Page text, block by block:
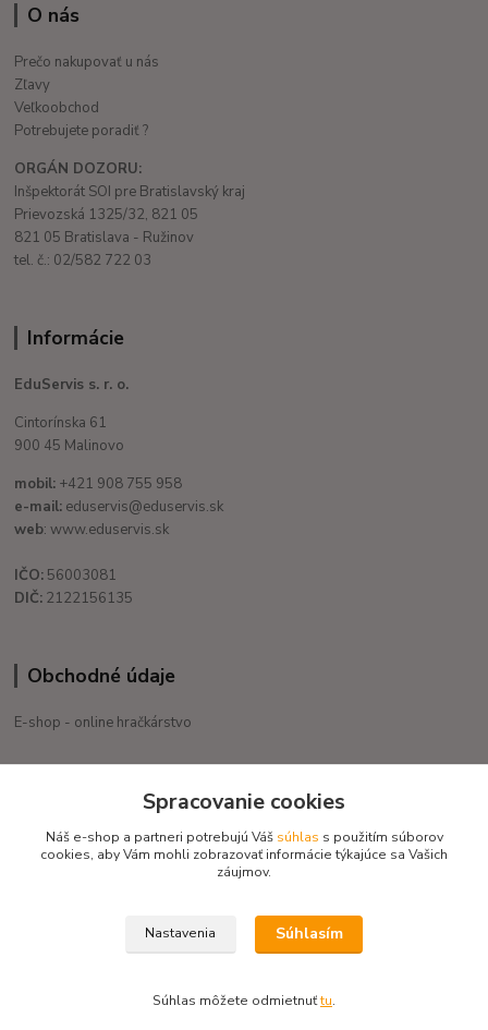
O nás
Prečo nakupovať u nás
Zľavy
Veľkoobchod
Potrebujete poradiť ?
ORGÁN DOZORU:
Inšpektorát SOI pre Bratislavský kraj
Prievozská 1325/32, 821 05
821 05 Bratislava - Ružinov
tel. č.: 02/582 722 03
Informácie
EduServis s. r. o.
Cintorínska 61
900 45 Malinovo
mobil: +421 908 755 958
e-mail: eduservis@eduservis.sk
web: www.eduservis.sk
IČO: 56003081
DIČ: 2122156135
Obchodné údaje
E-shop - online hračkárstvo
Po. - Pia. od 9:00 hod. - 16:00 hod.
eduservis@eduservis.sk
Copyright © 2020 EduServis - Všetky práva vyhradené / Design EduServis
Spracovanie cookies
Náš e-shop a partneri potrebujú Váš súhlas s použitím súborov
cookies, aby Vám mohli zobrazovať informácie týkajúce sa Vašich
záujmov.
Nastavenia Súhlasím
Súhlas môžete odmietnuťtu.